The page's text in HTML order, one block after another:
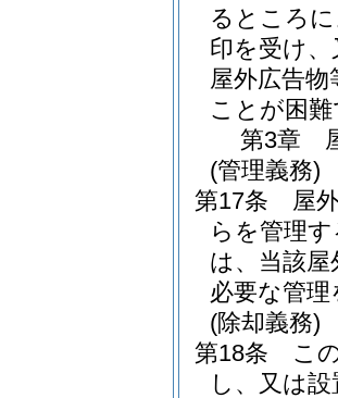
るところ
印を受け
屋外広告
ことが困
第3章
(管理義務)
第17条
屋
らを管理
は、当該
必要な管
(除却義務)
第18条
こ
し、又は